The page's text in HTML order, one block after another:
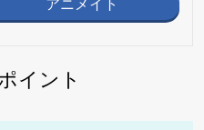
アニメイト
イント